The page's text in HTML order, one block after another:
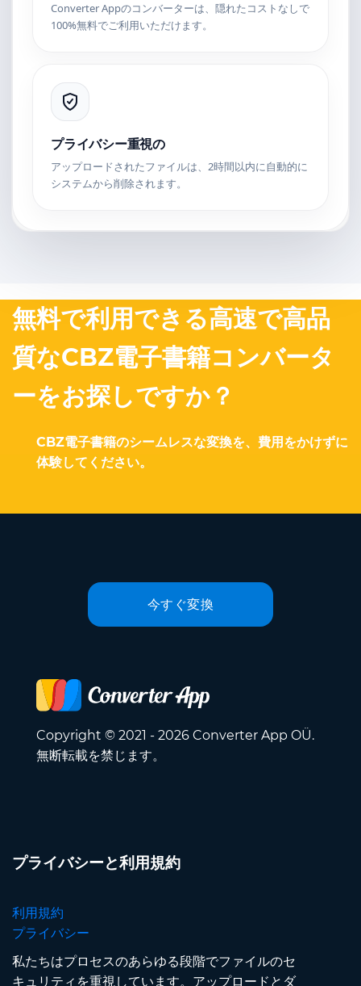
Converter Appのコンバーターは、隠れたコストなしで
100%無料でご利用いただけます。
プライバシー重視の
アップロードされたファイルは、2時間以内に自動的に
システムから削除されます。
無料で利用できる高速で高品
質なCBZ電子書籍コンバータ
ーをお探しですか？
CBZ電子書籍のシームレスな変換を、費用をかけずに
体験してください。
今すぐ変換
Copyright © 2021 - 2026 Converter App OÜ.
無断転載を禁じます。
プライバシーと利用規約
利用規約
プライバシー
私たちはプロセスのあらゆる段階でファイルのセ
キュリティを重視しています。アップロードとダ